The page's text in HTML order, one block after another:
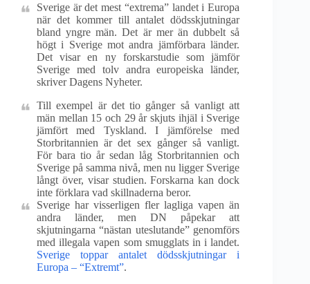
Sverige är det mest “extrema” landet i Europa
när det kommer till antalet dödsskjutningar
bland yngre män. Det är mer än dubbelt så
högt i Sverige mot andra jämförbara länder.
Det visar en ny forskarstudie som jämför
Sverige med tolv andra europeiska länder,
skriver Dagens Nyheter.
Till exempel är det tio gånger så vanligt att
män mellan 15 och 29 år skjuts ihjäl i Sverige
jämfört med Tyskland. I jämförelse med
Storbritannien är det sex gånger så vanligt.
För bara tio år sedan låg Storbritannien och
Sverige på samma nivå, men nu ligger Sverige
långt över, visar studien. Forskarna kan dock
inte förklara vad skillnaderna beror.
Sverige har visserligen fler lagliga vapen än
andra länder, men DN påpekar att
skjutningarna “nästan uteslutande” genomförs
med illegala vapen som smugglats in i landet.
Sverige toppar antalet dödsskjutningar i
Europa – “Extremt”.